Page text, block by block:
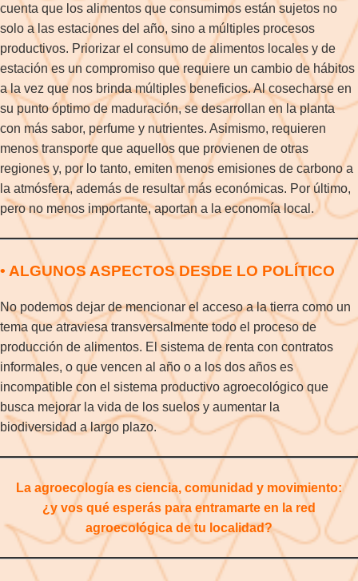
cuenta que los alimentos que consumimos están sujetos no
solo a las estaciones del año, sino a múltiples procesos
productivos. Priorizar el consumo de alimentos locales y de
estación es un compromiso que requiere un cambio de hábitos
a la vez que nos brinda múltiples beneficios. Al cosecharse en
su punto óptimo de maduración, se desarrollan en la planta
con más sabor, perfume y nutrientes. Asimismo, requieren
menos transporte que aquellos que provienen de otras
regiones y, por lo tanto, emiten menos emisiones de carbono a
la atmósfera, además de resultar más económicas. Por último,
pero no menos importante, aportan a la economía local.
• ALGUNOS ASPECTOS DESDE LO POLÍTICO
No podemos dejar de mencionar el acceso a la tierra como un
tema que atraviesa transversalmente todo el proceso de
producción de alimentos. El sistema de renta con contratos
informales, o que vencen al año o a los dos años es
incompatible con el sistema productivo agroecológico que
busca mejorar la vida de los suelos y aumentar la
biodiversidad a largo plazo.
La agroecología es ciencia, comunidad y movimiento:
¿y vos qué esperás para entramarte en la red
agroecológica de tu localidad?